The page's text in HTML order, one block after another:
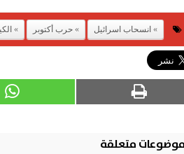
انسحاب اسرائيل حرب أكتوبر
موضوعات متعلقة